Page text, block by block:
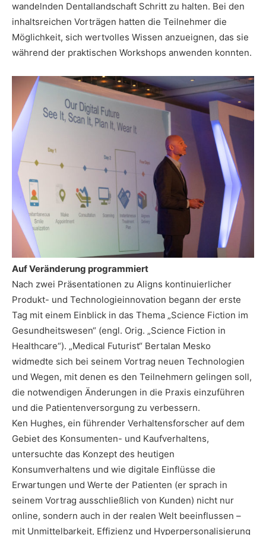
wandelnden Dentallandschaft Schritt zu halten. Bei den
inhaltsreichen Vorträgen hatten die Teilnehmer die
Möglichkeit, sich wertvolles Wissen anzueignen, das sie
während der praktischen Workshops anwenden konnten.
Auf Veränderung programmiert
Nach zwei Präsentationen zu Aligns kontinuierlicher
Produkt- und Technologieinnovation begann der erste
Tag mit einem Einblick in das Thema „Science Fiction im
Gesundheitswesen“ (engl. Orig. „Science Fiction in
Healthcare“). „Medical Futurist“ Bertalan Mesko
widmedte sich bei seinem Vortrag neuen Technologien
und Wegen, mit denen es den Teilnehmern gelingen soll,
die notwendigen Änderungen in die Praxis einzuführen
und die Patientenversorgung zu verbessern.
Ken Hughes, ein führender Verhaltensforscher auf dem
Gebiet des Konsumenten- und Kaufverhaltens,
untersuchte das Konzept des heutigen
Konsumverhaltens und wie digitale Einflüsse die
Erwartungen und Werte der Patienten (er sprach in
seinem Vortrag ausschließlich von Kunden) nicht nur
online, sondern auch in der realen Welt beeinflussen –
mit Unmittelbarkeit, Effizienz und Hyperpersonalisierung